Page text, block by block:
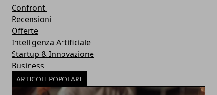
Confronti
Recensioni
Offerte
Intelligenza Artificiale
Startup & Innovazione
Business
ARTICOLI POPOLARI